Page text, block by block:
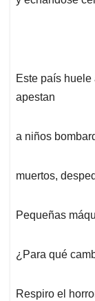
Este país
apestan
a niños
muertos,
Pequeñas
¿Para qué
Respiro el